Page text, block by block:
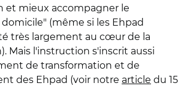
et mieux accompagner le
(même si les Ehpad
très largement au cœur de la
Mais l'instruction s'inscrit aussi
de transformation et de
des Ehpad (voir notre article du 15